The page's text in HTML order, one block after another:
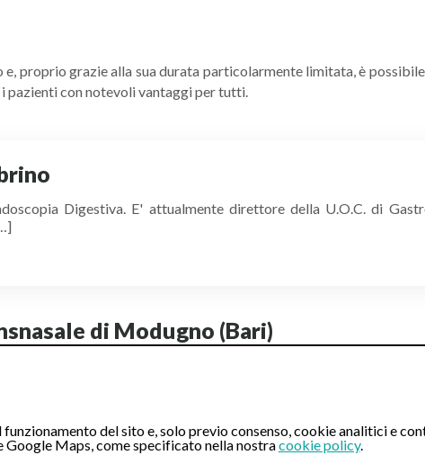
del sito e, solo previo consenso, cookie analitici e
Google Maps, come specificato nella nostracookie policy.
proprio grazie alla sua durata particolarmente limitata, è
pazienti con notevoli vantaggi per tutti.
Digestiva. E' attualmente direttore della U.O.C. di
di Modugno (Bari)